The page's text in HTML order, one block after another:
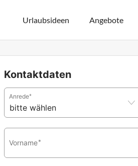
Urlaubsideen Angebote
Kontaktdaten
Anrede*
Vorname*